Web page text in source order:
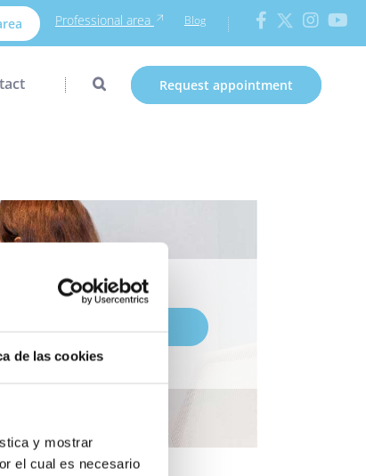
de las cookies
y mostrar
el cual es necesario
Professional area Blog
Request appointment